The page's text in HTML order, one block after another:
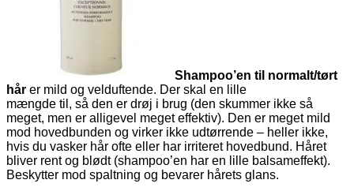
Shampoo’en til normalt/tørt
hår er mild og velduftende. Der skal en lille
mængde til, så den er drøj i brug (den skummer ikke så
meget, men er alligevel meget effektiv). Den er meget mild
mod hovedbunden og virker ikke udtørrende – heller ikke,
hvis du vasker hår ofte eller har irriteret hovedbund. Håret
bliver rent og blødt (shampoo’en har en lille balsameffekt).
Beskytter mod spaltning og bevarer hårets glans.